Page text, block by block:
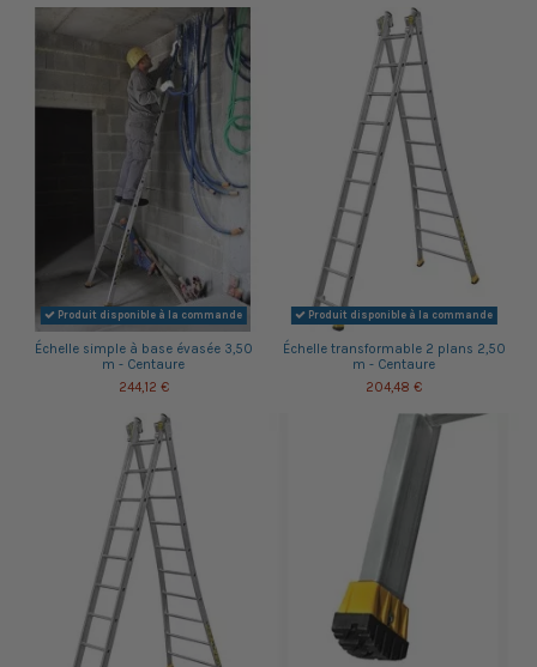
Produit disponible à la commande
Échelle simple à base évasée 3,50
m - Centaure
244,12 €
Produit disponible à la commande
Échelle transformable 2 plans 2,50
m - Centaure
204,48 €